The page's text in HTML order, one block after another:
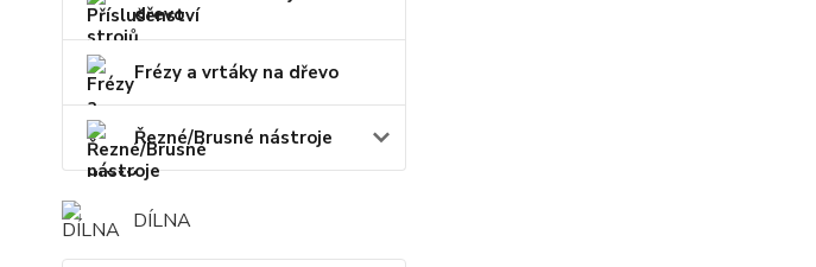
dřevo
Frézy a vrtáky na dřevo
Řezné/Brusné nástroje
DÍLNA